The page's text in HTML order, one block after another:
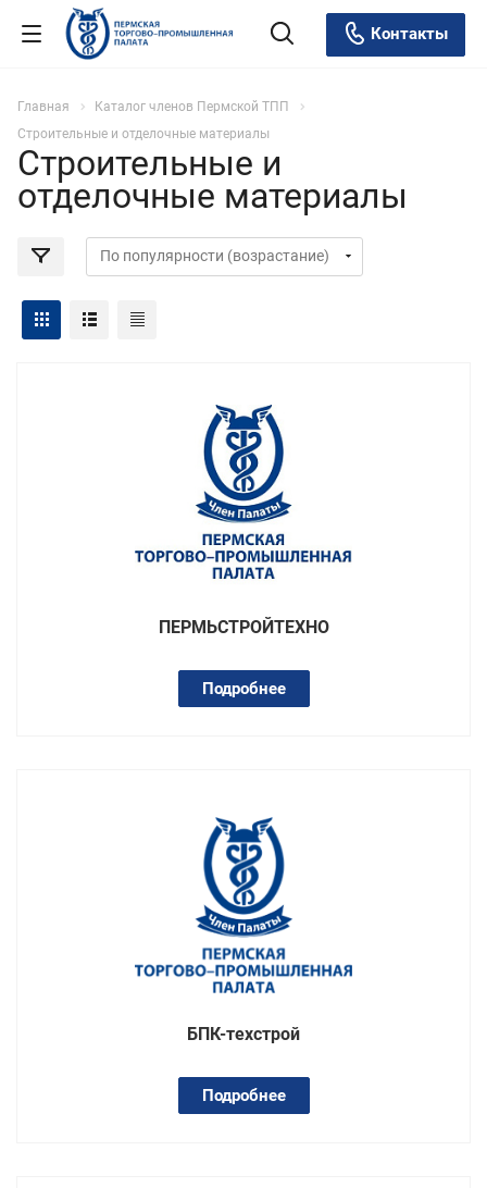
Контакты
Главная
Каталог членов Пермской ТПП
Строительные и отделочные материалы
Строительные и
отделочные материалы
ПЕРМЬСТРОЙТЕХНО
Подробнее
БПК-техстрой
Подробнее